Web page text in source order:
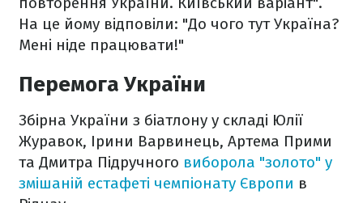
На це йому відповіли: "До чого тут Україна?
Мені ніде працювати!"
Перемога України
Збірна України з біатлону у складі Юлії
Журавок, Ірини Варвинець, Артема Прими
та Дмитра Підручного виборола "золото" у
змішаній естафеті чемпіонату Європи в